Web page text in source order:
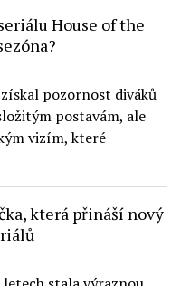
House of the
pozornost diváků
postavám, ale
vizím, které
která přináší nový